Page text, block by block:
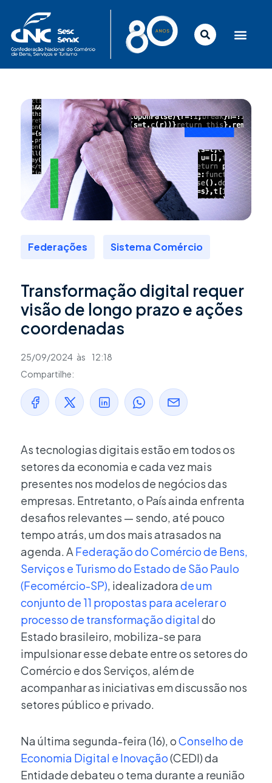
conteúdo
Federações Sistema Comércio
Transformação digital requer
visão de longo prazo e ações
coordenadas
25/09/2024 às
12:18
Compartilhe:
As tecnologias digitais estão em todos os
setores da economia e cada vez mais
presentes nos modelos de negócios das
empresas. Entretanto, o País ainda enfrenta
desafios relevantes — sendo, até pouco
tempo atrás, um dos mais atrasados na
agenda. A Federação do Comércio de Bens,
Serviços e Turismo do Estado de São Paulo
(Fecomércio-SP), idealizadorade um
conjunto de 11 propostas para acelerar o
processo de transformação digitaldo
Estado brasileiro, mobiliza-se para
impulsionar esse debate entre os setores do
Comércio e dos Serviços, além de
acompanhar as iniciativas em discussão nos
setores público e privado.
Na última segunda-feira (16), oConselho de
Economia Digital e Inovação(CEDI) da
Entidade debateu o tema durante a reunião